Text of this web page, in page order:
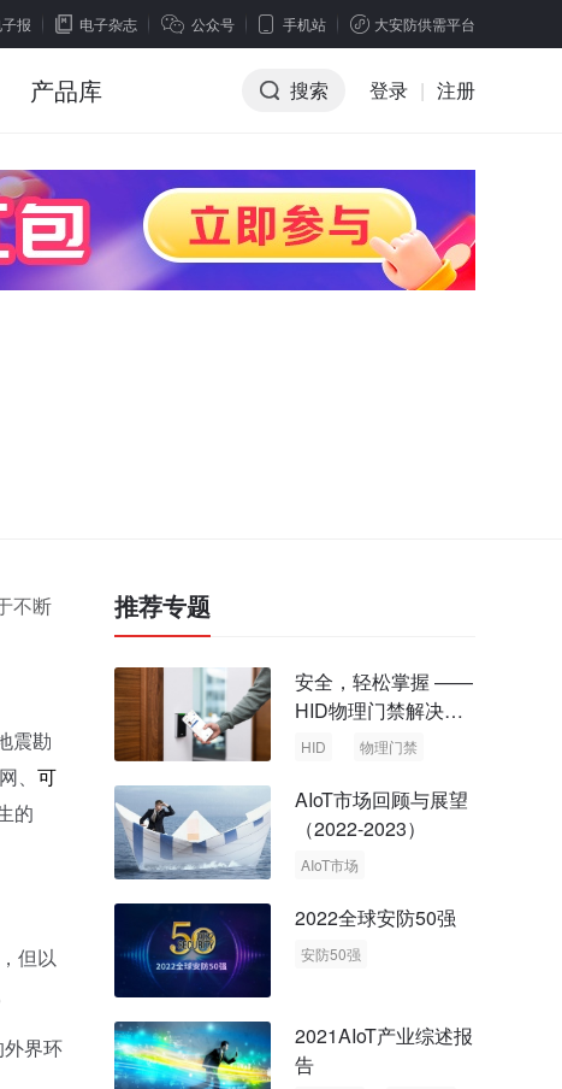
报 电子杂志 公众号 手机站 大安防供需平台
产品库 搜索 登录 | 注册
不断
震勘
可
的
但以
界环
推荐专题
安全，轻松掌握 ——
HID物理门禁解决方
案，启动智慧安全新
HID 物理门禁
AIoT市场回顾与展望
（2022-2023）
AIoT市场
2022全球安防50强
安防50强
2021AIoT产业综述报
告